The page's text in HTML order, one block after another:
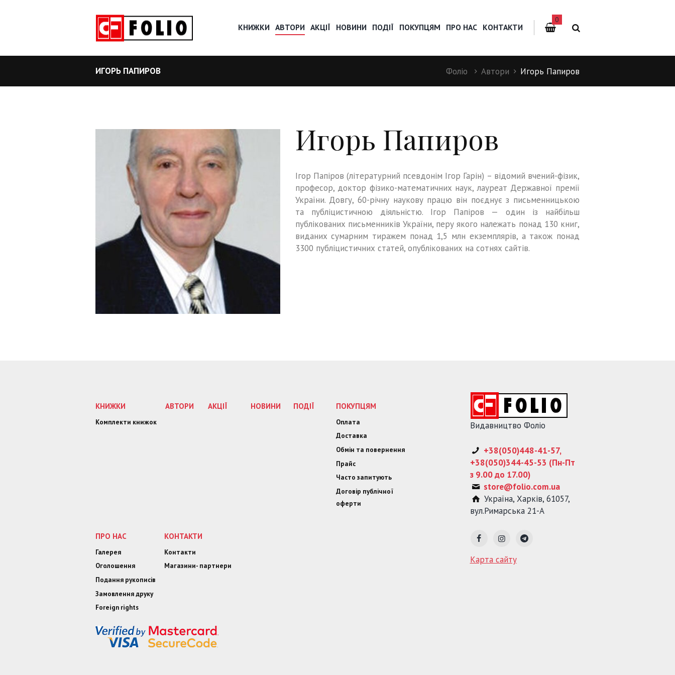
КНИЖКИ АВТОРИ АКЦІЇ НОВИНИ ПОДІЇ ПОКУПЦЯМ ПРО НАС КОНТАКТИ
0
ИГОРЬ ПАПИРОВ Фоліо Автори Игорь Папиров
Игорь Папиров
Ігор Папіров (літературний псевдонім Ігор Гарін) – відомий вчений-фізик,
професор, доктор фізико-математичних наук, лауреат Державної премії
України. Довгу, 60-річну наукову працю він поєднує з письменницькою
та публіцистичною діяльністю. Ігор Папіров — один із найбільш
публікованих письменників України, перу якого належать понад 130 книг,
виданих сумарним тиражем понад 1,5 млн екземплярів, а також понад
3300 публіцистичних статей, опублікованих на сотнях сайтів.
КНИЖКИ
Комплекти книжок
АВТОРИ АКЦІЇ НОВИНИ ПОДІЇ ПОКУПЦЯМ
Оплата
Доставка
Обмін та повернення
Прайс
Часто запитують
Договір публічної
оферти
ПРО НАС
Галерея
Оголошення
Подання рукописів
Замовлення друку
Foreign rights
КОНТАКТИ
Контакти
Магазини- партнери
Видавництво Фоліо
+38(050)448-41-57,
+38(050)344-45-53 (Пн-Пт
з 9.00 до 17.00)
store@folio.com.ua
Україна,Харків,61057,
вул.Римарська 21-А
Карта сайту